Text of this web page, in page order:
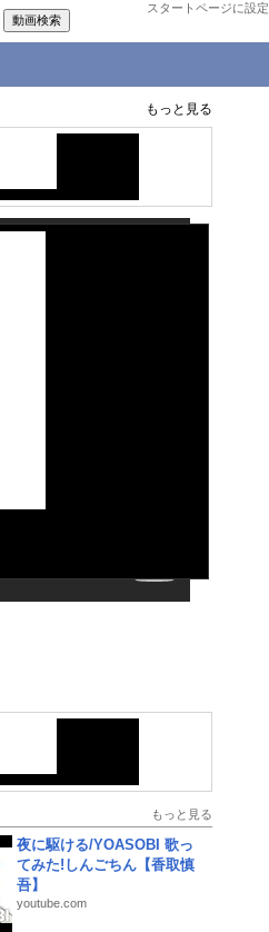
スタートページに設定
もっと見る
もっと見る
夜に駆ける/YOASOBI 歌っ
てみた!しんごちん【香取慎
吾】
youtube.com